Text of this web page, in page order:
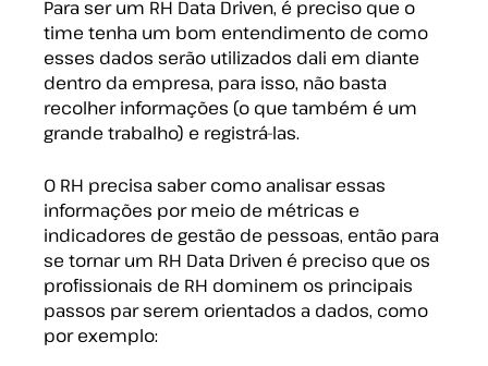
Para ser um RH Data Driven, é preciso que o
time tenha um bom entendimento de como
esses dados serão utilizados dali em diante
dentro da empresa, para isso, não basta
recolher informações (o que também é um
grande trabalho) e registrá-las.
O RH precisa saber como analisar essas
informações por meio de métricas e
indicadores de gestão de pessoas, então para
se tornar um RH Data Driven é preciso que os
profissionais de RH dominem os principais
passos par serem orientados a dados, como
por exemplo: